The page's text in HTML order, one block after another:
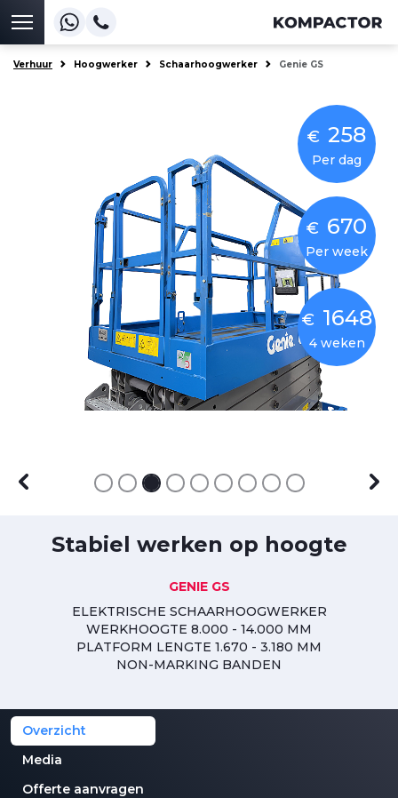
Verhuur Hoogwerker Schaarhoogwerker Genie GS
Stabiel werken op hoogte
GENIE GS
ELEKTRISCHE SCHAARHOOGWERKER
WERKHOOGTE 8.000 - 14.000 MM
PLATFORM LENGTE 1.670 - 3.180 MM
NON-MARKING BANDEN
€ 258
Per dag
€ 670
Per week
€ 1648
4 weken
Overzicht
Media
Offerte aanvragen